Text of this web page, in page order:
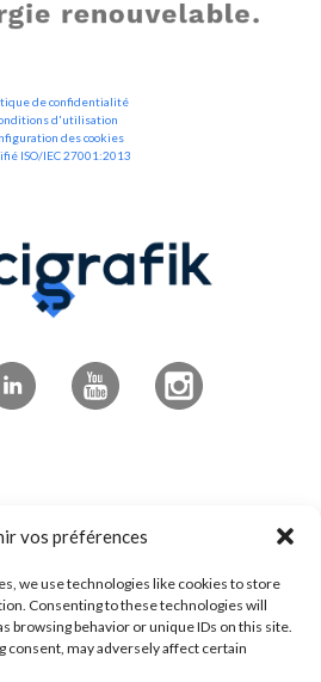
vos préférences
we use technologies like cookies to store
Consenting to these technologies will
browsing behavior or unique IDs on this site.
consent, may adversely affect certain
de confidentialité
d'utilisation
des cookies
ISO/IEC 27001:2013
de Portland
QC